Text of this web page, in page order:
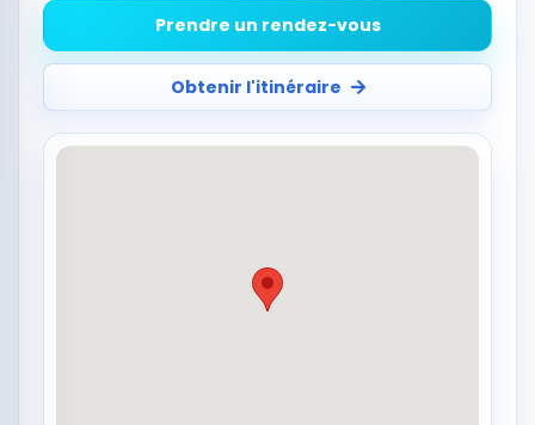
Prendre un rendez-vous
Obtenir l'itinéraire